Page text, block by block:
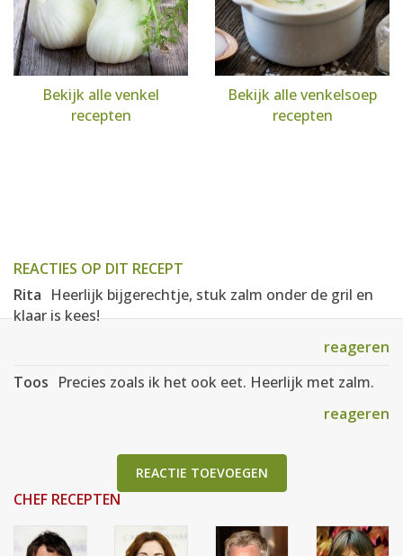
Bekijk alle venkel
recepten
Bekijk alle venkelsoep
recepten
REACTIES OP DIT RECEPT
Rita Heerlijk bijgerechtje, stuk zalm onder de gril en
klaar is kees!
reageren
Toos Precies zoals ik het ook eet. Heerlijk met zalm.
reageren
REACTIE TOEVOEGEN
CHEF RECEPTEN